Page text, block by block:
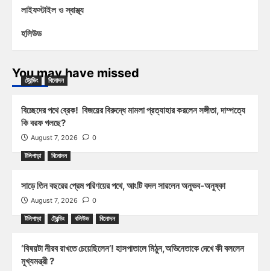
লাইফস্টাইল ও স্বাস্থ্য
হলিউড
You may have missed
ট্রেন্ডিং বিনোদন
বিচ্ছেদের পথে ব্রেক! বিজয়ের বিরুদ্ধে মামলা প্রত্যাহার করলেন সঙ্গীতা, দাম্পত্যে
কি বরফ গলছে?
August 7, 2026 0
টলিপাড়া বিনোদন
সাড়ে তিন বছরের প্রেম পরিণয়ের পথে, আংটি বদল সারলেন অনুভব-অনুষ্কা
August 7, 2026 0
টলিপাড়া ট্রেন্ডিং বলিউড বিনোদন
‘বিষয়টা নীরব রাখতে চেয়েছিলেন’! হাসপাতালে মিঠুন,অভিনেতাকে দেখে কী বললেন
মুখ্যমন্ত্রী ?